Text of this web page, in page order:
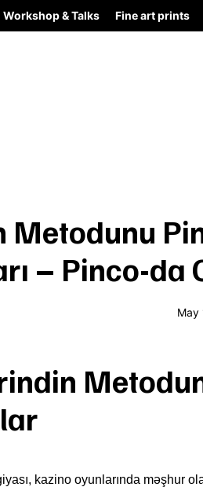
Workshop & Talks Fine art prints
– Pinco-da
May
kazino oyunlarında məşhur